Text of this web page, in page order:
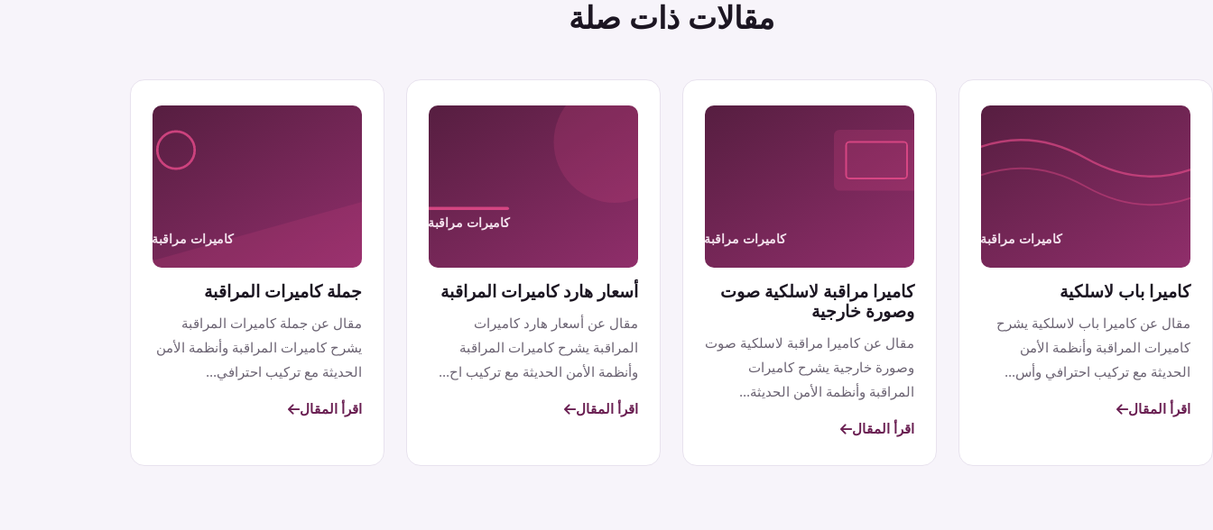
مقالات ذات صلة
كاميرا باب لاسلكية
مقال عن كاميرا باب لاسلكية يشرح
كاميرات المراقبة وأنظمة الأمن
الحديثة مع تركيب احترافي وأس...
اقرأ المقال
كاميرا مراقبة لاسلكية صوت
وصورة خارجية
مقال عن كاميرا مراقبة لاسلكية صوت
وصورة خارجية يشرح كاميرات
المراقبة وأنظمة الأمن الحديثة...
اقرأ المقال
أسعار هارد كاميرات المراقبة
مقال عن أسعار هارد كاميرات
المراقبة يشرح كاميرات المراقبة
وأنظمة الأمن الحديثة مع تركيب اح...
اقرأ المقال
جملة كاميرات المراقبة
مقال عن جملة كاميرات المراقبة
يشرح كاميرات المراقبة وأنظمة الأمن
الحديثة مع تركيب احترافي...
اقرأ المقال